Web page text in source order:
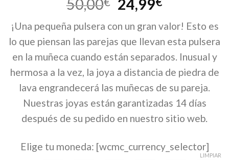
50,00
El
precio
original
era:
50,00€.
24,99
precio
actual
es:
24,99€.
¡Una pequeña pulsera con un gran valor! Esto es
lo que piensan las parejas que llevan esta pulsera
en la muñeca cuando están separados. Inusual y
hermosa a la vez, la joya a distancia de piedra de
lava engrandecerá las muñecas de su pareja.
Nuestras joyas están garantizadas 14 días
después de su pedido en nuestro sitio web.
Elige tu moneda: [wcmc_currency_selector]
LIMPIAR